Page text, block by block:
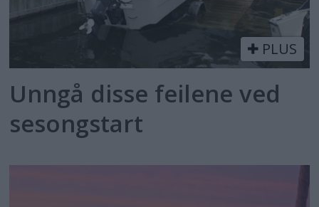
PLUS
Unngå disse feilene ved
sesongstart